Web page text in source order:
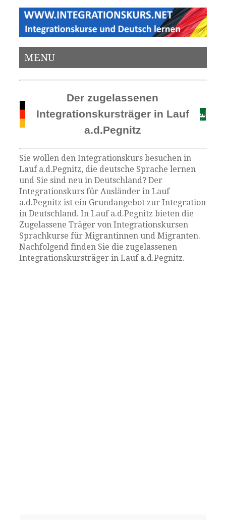
MENU
Der zugelassenen
Integrationskursträger in Lauf
a.d.Pegnitz
Sie wollen den Integrationskurs besuchen in
Lauf a.d.Pegnitz, die deutsche Sprache lernen
und Sie sind neu in Deutschland? Der
Integrationskurs für Ausländer in Lauf
a.d.Pegnitz ist ein Grundangebot zur Integration
in Deutschland. In Lauf a.d.Pegnitz bieten die
Zugelassene Träger von Integrationskursen
Sprachkurse für Migrantinnen und Migranten.
Nachfolgend finden Sie die zugelassenen
Integrationskursträger in Lauf a.d.Pegnitz.